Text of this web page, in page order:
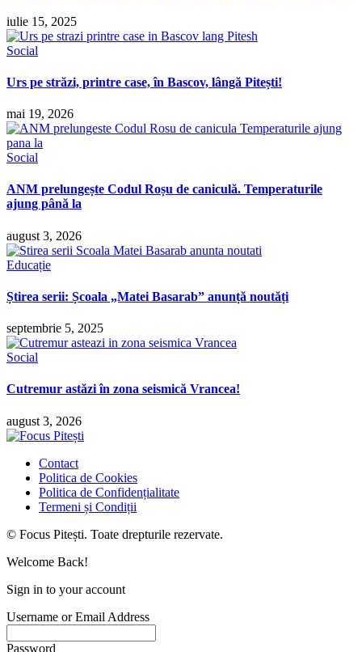
iulie 15, 2025
Social
Urs pe străzi, printre case, în Bascov, lângă Pitești!
mai 19, 2026
Social
ANM prelungește Codul Roșu de caniculă. Temperaturile
ajung până la
august 3, 2026
Educație
Știrea serii: Școala „Matei Basarab” anunță noutăți
septembrie 5, 2025
Social
Cutremur astăzi în zona seismică Vrancea!
august 3, 2026
Contact
Politica de Cookies
Politica de Confidențialitate
Termeni și Condiții
© Focus Pitești. Toate drepturile rezervate.
Welcome Back!
Sign in to your account
Username or Email Address
Password